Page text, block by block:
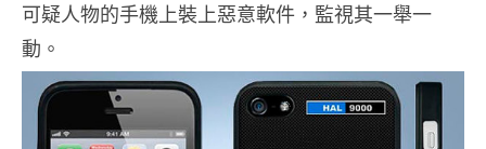
可疑人物的手機上裝上惡意軟件，監視其一舉一
動。